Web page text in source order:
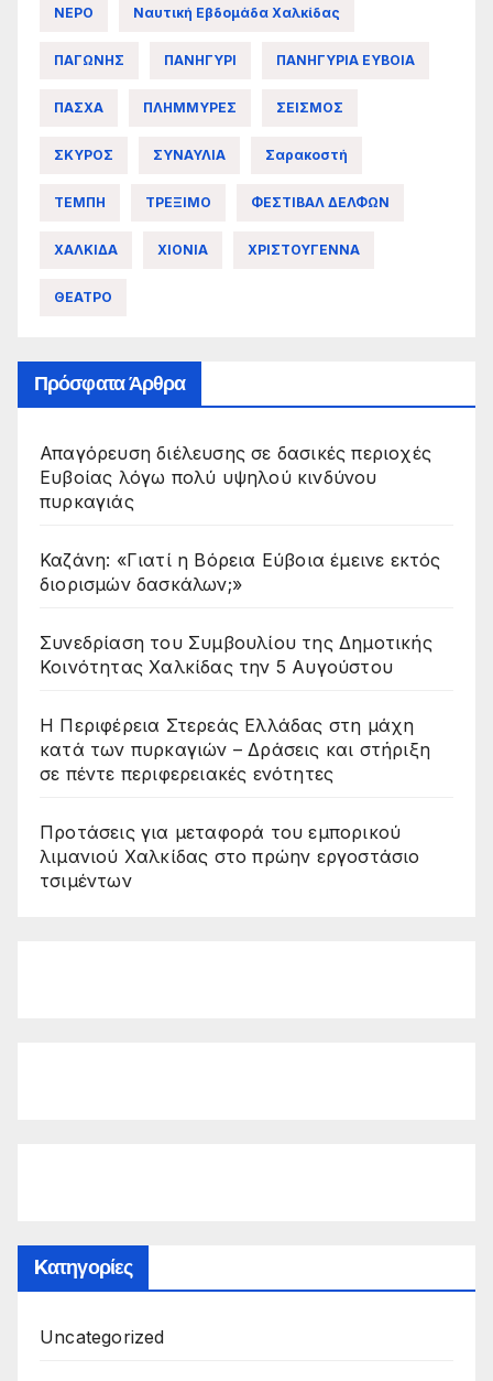
ΝΕΡΟ Ναυτική Εβδομάδα Χαλκίδας
ΠΑΓΩΝΗΣ ΠΑΝΗΓΥΡΙ ΠΑΝΗΓΥΡΙΑ ΕΥΒΟΙΑ
ΠΑΣΧΑ ΠΛΗΜΜΥΡΕΣ ΣΕΙΣΜΟΣ
ΣΚΥΡΟΣ ΣΥΝΑΥΛΙΑ Σαρακοστή
ΤΕΜΠΗ ΤΡΕΞΙΜΟ ΦΕΣΤΙΒΑΛ ΔΕΛΦΩΝ
ΧΑΛΚΙΔΑ ΧΙΟΝΙΑ ΧΡΙΣΤΟΥΓΕΝΝΑ
ΘΕΑΤΡΟ
Πρόσφατα Άρθρα
Απαγόρευση διέλευσης σε δασικές περιοχές
Ευβοίας λόγω πολύ υψηλού κινδύνου
πυρκαγιάς
Καζάνη: «Γιατί η Βόρεια Εύβοια έμεινε εκτός
διορισμών δασκάλων;»
Συνεδρίαση του Συμβουλίου της Δημοτικής
Κοινότητας Χαλκίδας την 5 Αυγούστου
Η Περιφέρεια Στερεάς Ελλάδας στη μάχη
κατά των πυρκαγιών – Δράσεις και στήριξη
σε πέντε περιφερειακές ενότητες
Προτάσεις για μεταφορά του εμπορικού
λιμανιού Χαλκίδας στο πρώην εργοστάσιο
τσιμέντων
Kατηγορίες
Uncategorized